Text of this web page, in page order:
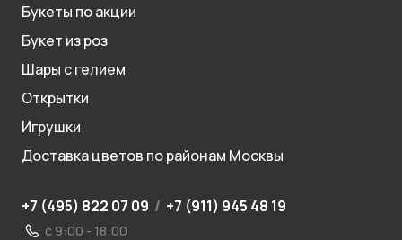
Букеты по акции
Букет из роз
Шары с гелием
Открытки
Игрушки
Доставка цветов по районам Москвы
+7 (495) 822 07 09 / +7 (911) 945 48 19
с 9:00 - 18:00